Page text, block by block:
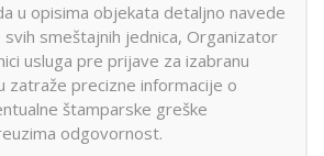
u opisima objekata detaljno navede
smeštajnih jednica, Organizator
usluga pre prijave za izabranu
zatraže precizne informacije o
štamparske greške
odgovornost.